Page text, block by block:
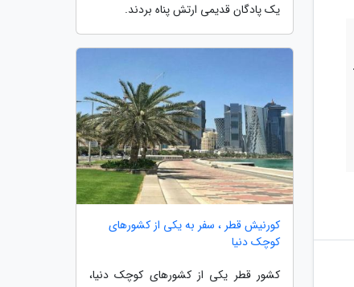
یک پادگان قدیمی ارتش پناه بردند.
کورنیش قطر ، سفر به یکی از کشورهای
کوچک دنیا
کشور قطر یکی از کشورهای کوچک دنیا،